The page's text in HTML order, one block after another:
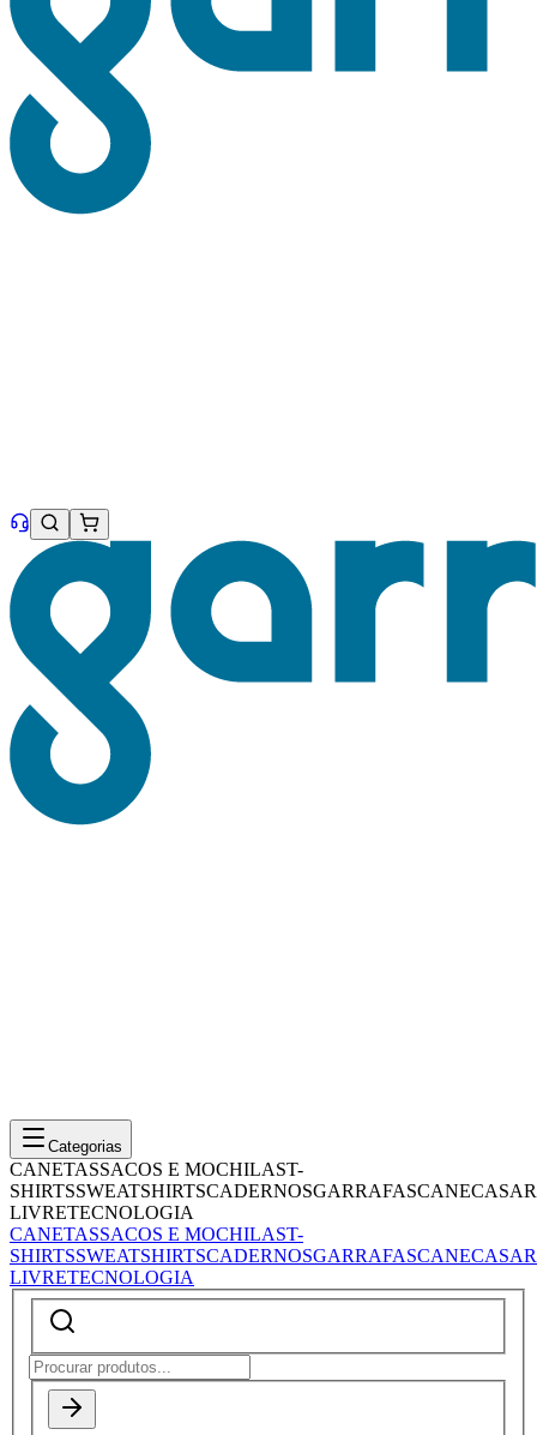
Categorias
CANETASSACOS E MOCHILAST-
SHIRTSSWEATSHIRTSCADERNOSGARRAFASCANECASAR
LIVRETECNOLOGIA
CANETASSACOS E MOCHILAST-
SHIRTSSWEATSHIRTSCADERNOSGARRAFASCANECASAR
LIVRETECNOLOGIA